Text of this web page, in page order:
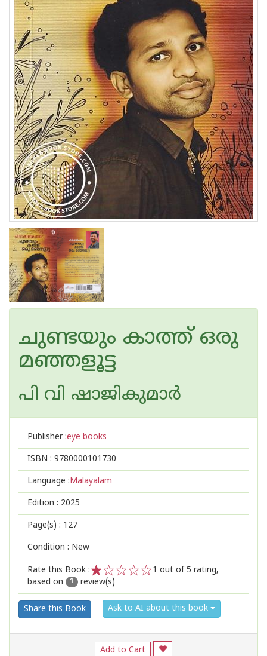
ചുണ്ടയും കാത്ത് ഒരു
മഞ്ഞളൂട്ട
പി വി ഷാജികുമാര്‍
Publisher :eye books
ISBN : 9780000101730
Language :Malayalam
Edition : 2025
Page(s) : 127
Condition : New
Rate this Book :
2
1
1 out of 5 rating,
based on
1 review(s)
Share this Book Ask to AI about this book
Add to Cart